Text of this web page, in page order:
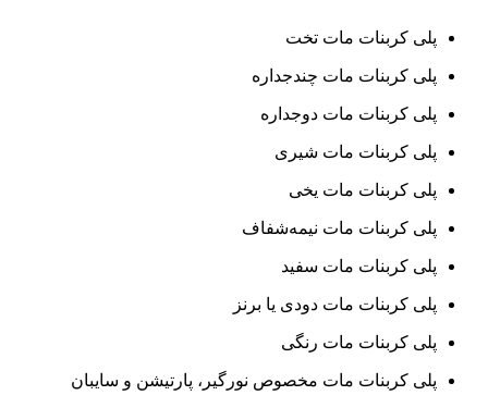
پلی کربنات مات تخت
پلی کربنات مات چندجداره
پلی کربنات مات دوجداره
پلی کربنات مات شیری
پلی کربنات مات یخی
پلی کربنات مات نیمه‌شفاف
پلی کربنات مات سفید
پلی کربنات مات دودی یا برنز
پلی کربنات مات رنگی
پلی کربنات مات مخصوص نورگیر، پارتیشن و سایبان